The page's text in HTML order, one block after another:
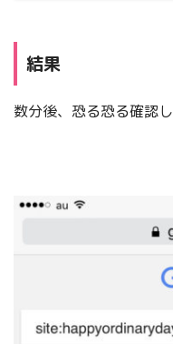
結果
数分後、恐る恐る確認し